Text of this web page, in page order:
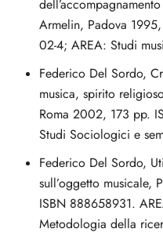
Armelin, Padova
02-4; AREA: Studi
Federico Del Sordo,
musica, spirito
Roma 2002, 173 pp.
Studi Sociologici e
Federico Del Sordo,
sull’oggetto musicale,
ISBN 888658931.
Metodologia della